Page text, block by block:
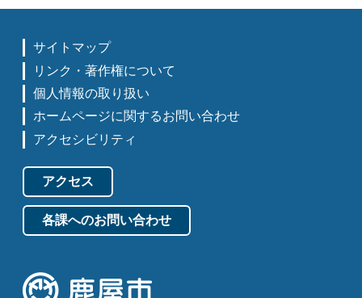
サイトマップ
リンク・著作権について
個人情報の取り扱い
ホームページに関するお問い合わせ
アクセシビリティ
アクセス
各課へのお問い合わせ